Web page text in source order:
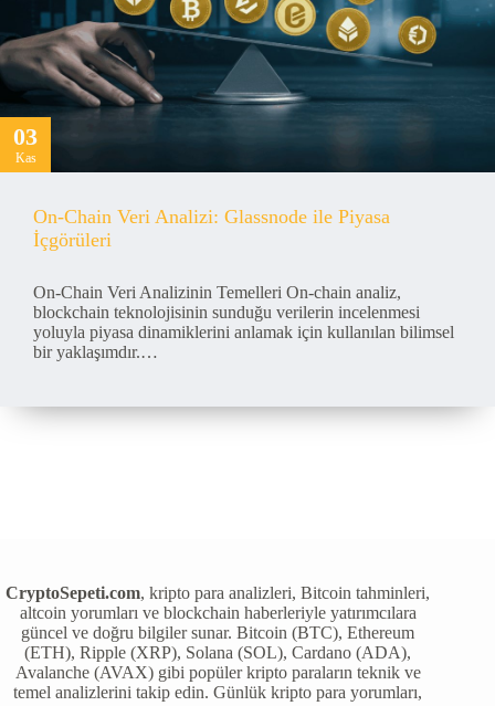
03
Kas
On-Chain Veri Analizi: Glassnode ile Piyasa
İçgörüleri
On-Chain Veri Analizinin Temelleri On-chain analiz,
blockchain teknolojisinin sunduğu verilerin incelenmesi
yoluyla piyasa dinamiklerini anlamak için kullanılan bilimsel
bir yaklaşımdır.…
CryptoSepeti.com, kripto para analizleri, Bitcoin tahminleri,
altcoin yorumları ve blockchain haberleriyle yatırımcılara
güncel ve doğru bilgiler sunar. Bitcoin (BTC), Ethereum
(ETH), Ripple (XRP), Solana (SOL), Cardano (ADA),
Avalanche (AVAX) gibi popüler kripto paraların teknik ve
temel analizlerini takip edin. Günlük kripto para yorumları,